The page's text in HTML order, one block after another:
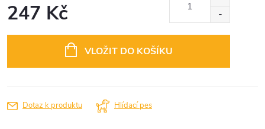
247 Kč
VLOŽIT DO KOŠÍKU
Dotaz k produktu Hlídací pes